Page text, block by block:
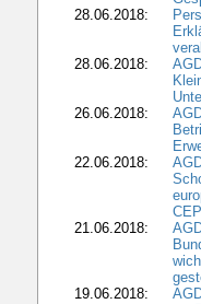
28.06.2018:
28.06.2018:
26.06.2018:
22.06.2018:
21.06.2018:
19.06.2018: